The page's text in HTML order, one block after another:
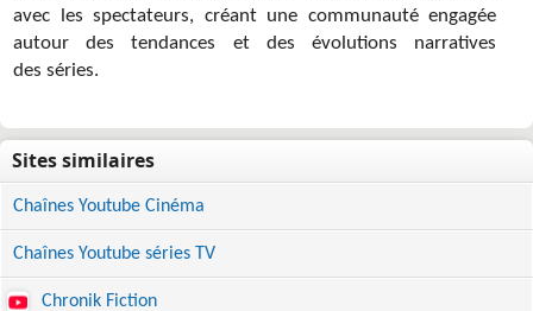
avec les spectateurs, créant une communauté engagée
autour des tendances et des évolutions narratives
des séries.
Chaînes Youtube Cinéma
Chaînes Youtube séries TV
Chronik Fiction